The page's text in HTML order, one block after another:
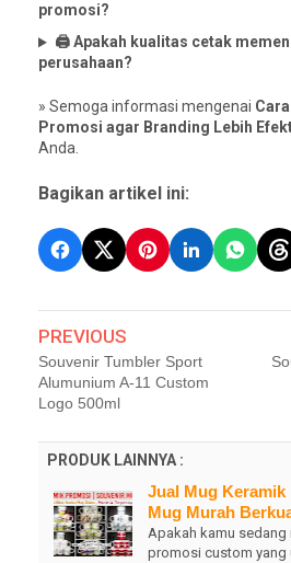
promosi?
🖨️ Apakah kualitas cetak
perusahaan?
» Semoga informasi mengenai
Promosi agar Branding Lebih
Anda.
Bagikan artikel ini:
PREVIOUS
Souvenir Tumbler Sport
Alumunium A-11 Custom
Logo 500ml
PRODUK LAINNYA :
Jual Mug
Mug Murah
Apakah kamu
promosi custom yang